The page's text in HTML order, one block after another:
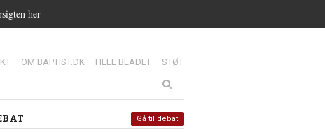
her
14.0:
OM BAPTIST.DK 15.0:
HELE BLADET 16.0:
STØT
Gå til debat